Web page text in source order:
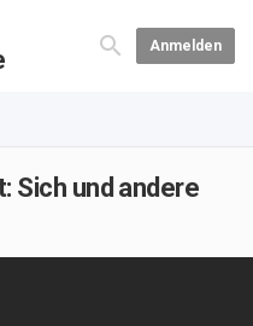
Anmelden
Sich und andere